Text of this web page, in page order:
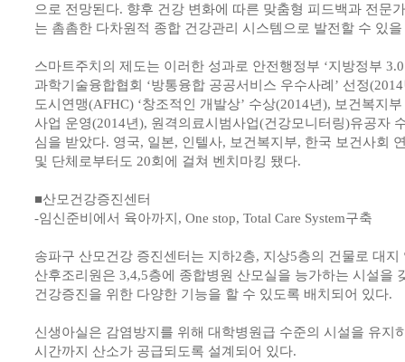
으로 전망된다. 향후 건강 변화에 따른 맞춤형 피드백과 전문
는 촘촘한 다차원적 종합 건강관리 시스템으로 발전할 수 있
스마트주치의 제도는 이러한 성과로 안전행정부 ‘지방정부
과학기술융합협회 ‘방통융합 공공서비스 우수사례’ 선정
도시연맹(AFHC) ‘창조적인 개발상’ 수상(2014년), 보건복지
사업 운영(2014년), 원격의료시범사업(건강모니터링)유공자
심을 받았다. 영국, 일본, 인텔사, 보건복지부, 한국 보건사회
및 단체로부터도 20회에 걸쳐 벤치마킹 됐다.
■산모건강증진센터
-임신준비에서 육아까지, One stop, Total Care System구축
송파구 산모건강 증진센터는 지하2층, 지상5층의 건물로 대지
산후조리원은 3,4,5층에 종합병원 산모실을 능가하는 시설을
건강증진을 위한 다양한 기능을 할 수 있도록 배치되어 있다.
신생아실은 감염방지를 위해 대학병원급 수준의 시설을 유지
시간까지 산소가 공급되도록 설계되어 있다.